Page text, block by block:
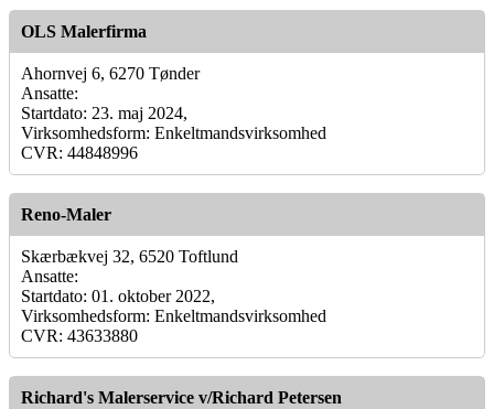
OLS Malerfirma
Ahornvej 6, 6270 Tønder
Ansatte:
Startdato: 23. maj 2024,
Virksomhedsform: Enkeltmandsvirksomhed
CVR: 44848996
Reno-Maler
Skærbækvej 32, 6520 Toftlund
Ansatte:
Startdato: 01. oktober 2022,
Virksomhedsform: Enkeltmandsvirksomhed
CVR: 43633880
Richard's Malerservice v/Richard Petersen